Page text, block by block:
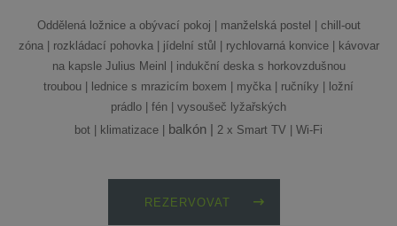
Oddělená ložnice a obývací pokoj | manželská postel | chill-out
zóna | rozkládací pohovka | jídelní stůl | rychlovarná konvice | kávovar
na kapsle Julius Meinl | indukční deska s horkovzdušnou
troubou | lednice s mrazicím boxem | myčka | ručníky | ložní
prádlo | fén | vysoušeč lyžařských
bot | klimatizace | balkón | 2 x Smart TV | Wi-Fi
REZERVOVAT